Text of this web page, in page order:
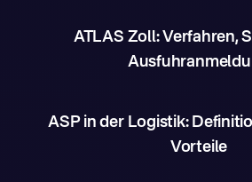
ATLAS Zoll: Verfahren,
ASP in der Logistik:
Vorteile